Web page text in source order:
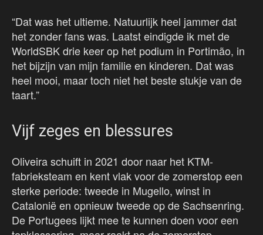
“Dat was het ultieme. Natuurlijk heel jammer dat
het zonder fans was. Laatst eindigde ik met de
WorldSBK drie keer op het podium in Portimão, in
het bijzijn van mijn familie en kinderen. Dat was
heel mooi, maar toch niet het beste stukje van de
taart.”
Vijf zeges en blessures
Oliveira schuift in 2021 door naar het KTM-
fabrieksteam en kent vlak voor de zomerstop een
sterke periode: tweede in Mugello, winst in
Catalonië en opnieuw tweede op de Sachsenring.
De Portugees lijkt mee te kunnen doen voor een